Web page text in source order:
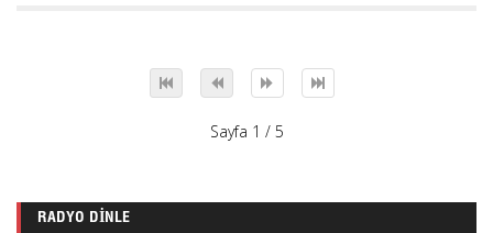
Sayfa 1 / 5
RADYO DINLE